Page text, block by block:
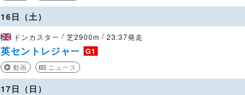
16日（土）
ドンカスター / 芝2900m / 23:37発走
英セントレジャー G1
動画 ニュース
17日（日）